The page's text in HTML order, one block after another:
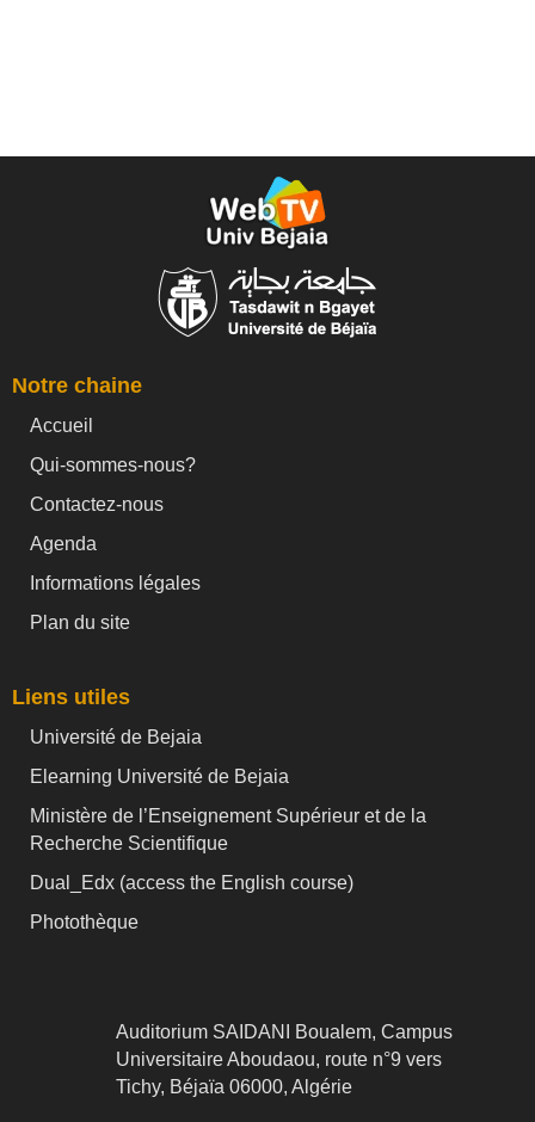
Notre chaine
Accueil
Qui-sommes-nous?
Contactez-nous
Agenda
Informations légales
Plan du site
Liens utiles
Université de Bejaia
Elearning Université de Bejaia
Ministère de l’Enseignement Supérieur et de la
Recherche Scientifique
Dual_Edx (access the English course)
Photothèque
Auditorium SAIDANI Boualem, Campus
Universitaire Aboudaou, route n°9 vers
Tichy, Béjaïa 06000, Algérie